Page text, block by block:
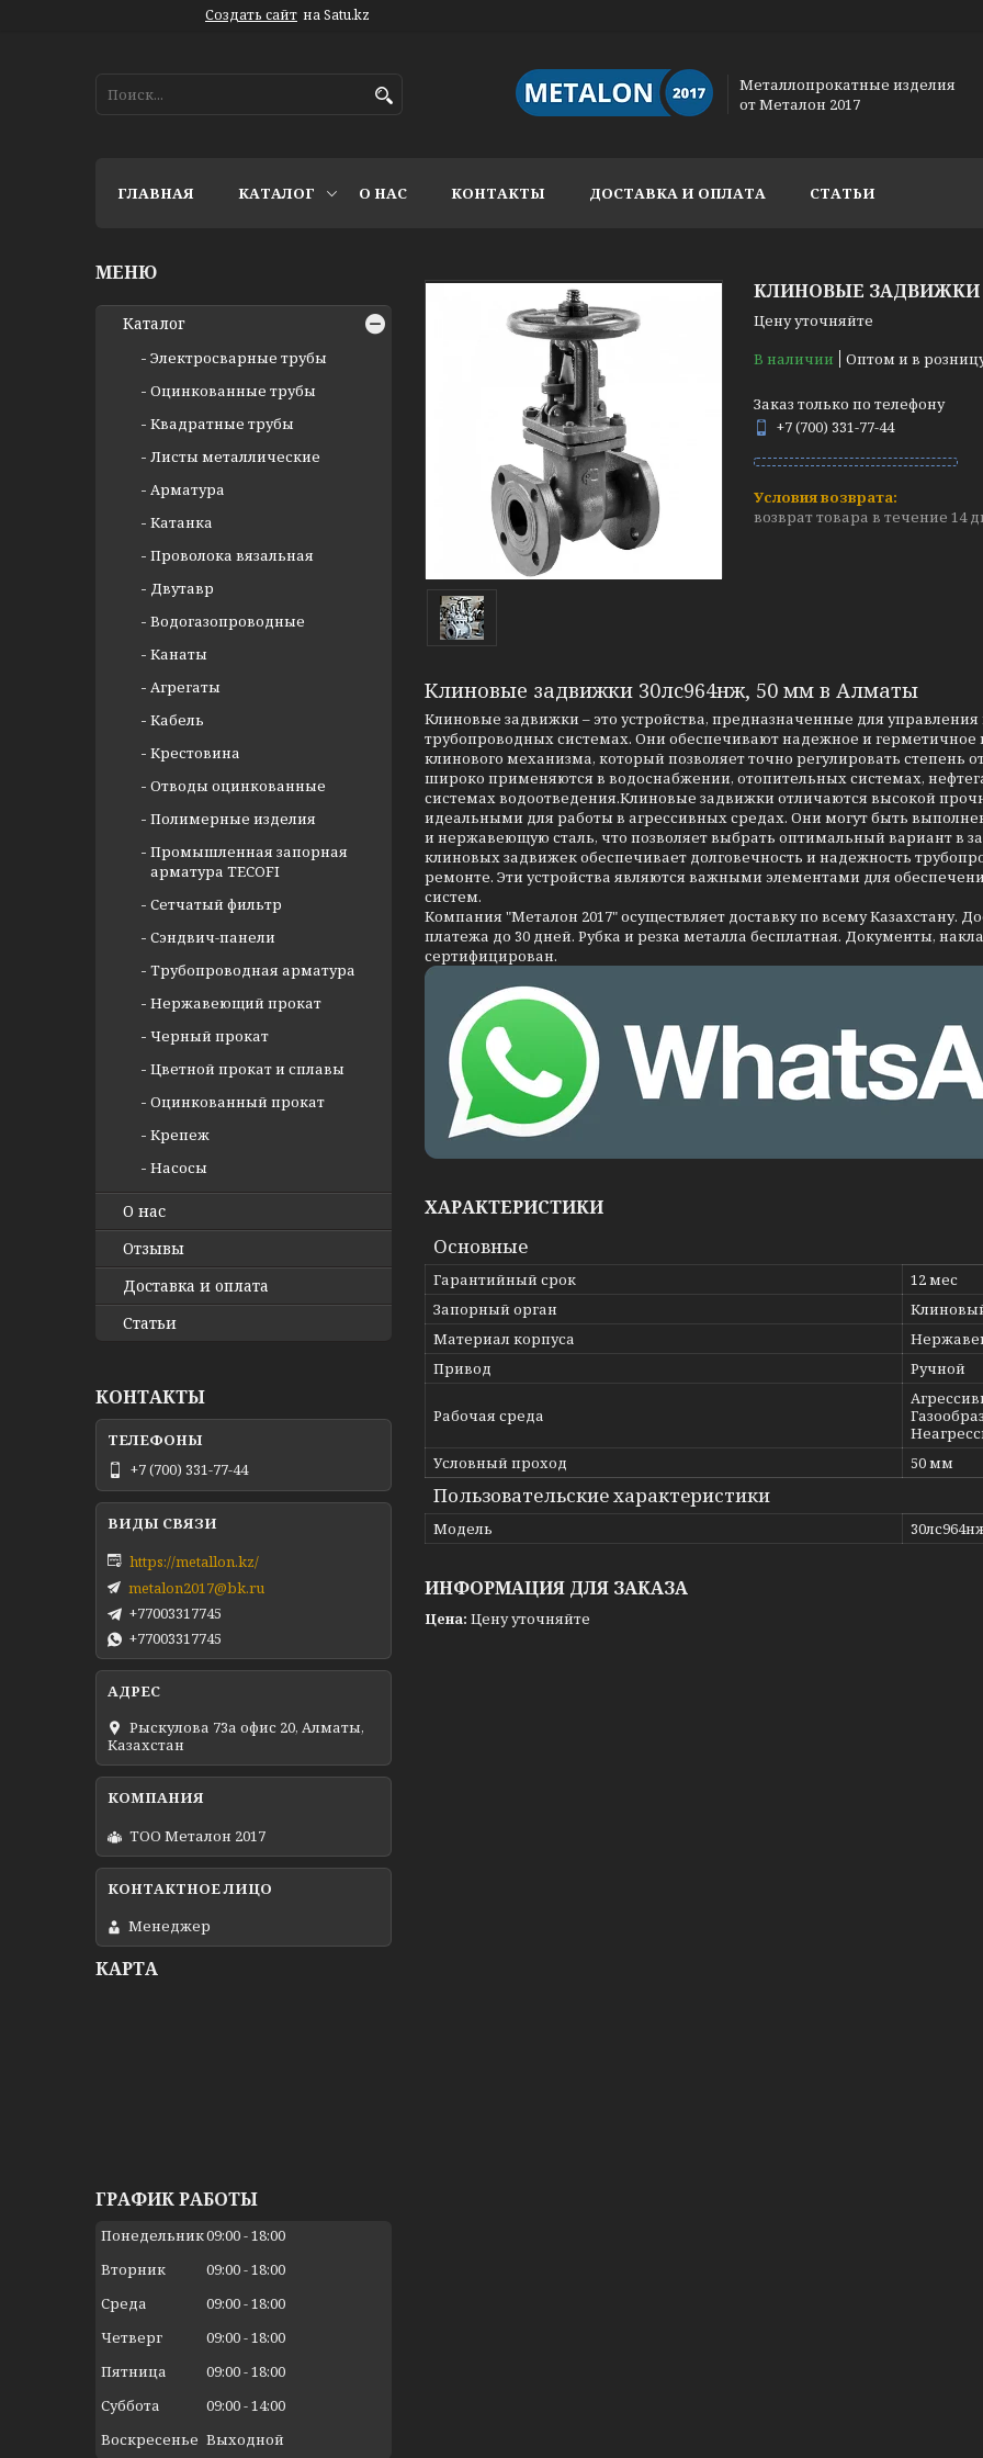
Создать сайт на Satu.kz
Металлопрокатные изделия
от Металон 2017
ГЛАВНАЯ КАТАЛОГ О НАС КОНТАКТЫ ДОСТАВКА И ОПЛАТА СТАТЬИ
КЛИНОВЫЕ ЗАДВИЖКИ
Цену уточняйте
В наличии
Оптом и в
Заказ только по телефону
+7 (700) 331-77-44
возврат товара в течение 14
Клиновые задвижки 30лс964нж, 50 мм в Алматы
Клиновые задвижки – это устройства, предназначенные для
трубопроводных системах. Они обеспечивают надежное и герметичное
клинового механизма, который позволяет точно регулировать степень
широко применяются в водоснабжении, отопительных системах,
системах водоотведения.Клиновые задвижки отличаются высокой
идеальными для работы в агрессивных средах. Они могут быть
и нержавеющую сталь, что позволяет выбрать оптимальный вариант в
клиновых задвижек обеспечивает долговечность и надежность
ремонте. Эти устройства являются важными элементами для
систем.
Компания "Металон 2017" осуществляет доставку по всему Казахстану.
платежа до 30 дней. Рубка и резка металла бесплатная. Документы,
сертифицирован.
ХАРАКТЕРИСТИКИ
Основные
Гарантийный срок
12 мес
Запорный орган
Материал корпуса
Привод
Ручной
Рабочая среда
Условный проход
50 мм
Пользовательские характеристики
Модель
ИНФОРМАЦИЯ ДЛЯ ЗАКАЗА
Цена: Цену уточняйте
Каталог
Электросварные трубы
Оцинкованные трубы
Квадратные трубы
Листы металлические
Арматура
Катанка
Проволока вязальная
Двутавр
Водогазопроводные
Канаты
Агрегаты
Кабель
Крестовина
Отводы оцинкованные
Полимерные изделия
Промышленная запорная
арматура TECOFI
Сетчатый фильтр
Сэндвич-панели
Трубопроводная арматура
Нержавеющий прокат
Черный прокат
Цветной прокат и сплавы
Оцинкованный прокат
Крепеж
Насосы
О нас
Отзывы
Доставка и оплата
Статьи
КОНТАКТЫ
+7 (700) 331-77-44
https://metallon.kz/
metalon2017@bk.ru
+77003317745
+77003317745
Рыскулова 73а офис 20, Алматы,
Казахстан
ТОО Металон 2017
Менеджер
КАРТА
ГРАФИК РАБОТЫ
Понедельник09:00 18:00
Вторник
09:00 18:00
Среда
09:00 18:00
Четверг
09:00 18:00
Пятница
09:00 18:00
Суббота
09:00 14:00
Воскресенье Выходной